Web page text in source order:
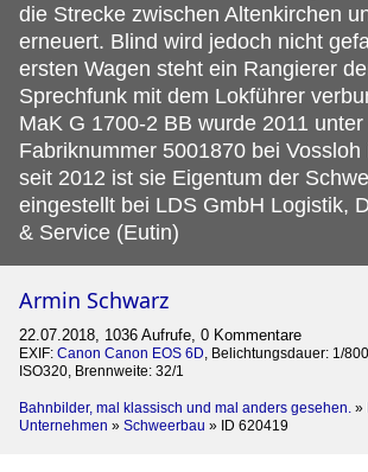
die Strecke zwischen Altenkirchen
erneuert. Blind wird jedoch nicht
ersten Wagen steht ein Rangierer
Sprechfunk mit dem Lokführer
MaK G 1700-2 BB wurde 2011 unter
Fabriknummer 5001870 bei Vossloh
seit 2012 ist sie Eigentum der
eingestellt bei LDS GmbH Logistik,
& Service (Eutin)
Armin Schwarz
22.07.2018, 1036 Aufrufe, 0 Kommentare
EXIF: Canon Canon EOS 6D, Belichtungsdauer: 1/
ISO320, Brennweite: 32/1
Bahnbilder, mal klassisch und mal anders gesehen. »
Unternehmen » Schweerbau » ID 620419